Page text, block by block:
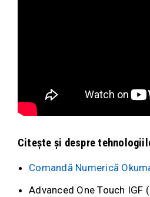
Citește și despre
Comandă Numerică
Advanced One Touch IGF